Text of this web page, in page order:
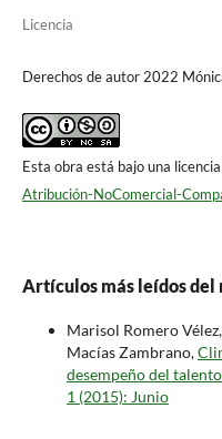
Licencia
Derechos de autor 2022
Esta obra está bajo una
Atribución-NoComercial-
Artículos más leídos del
Marisol Romero
Macías Zambrano,
desempeño del
1 (2015): Junio